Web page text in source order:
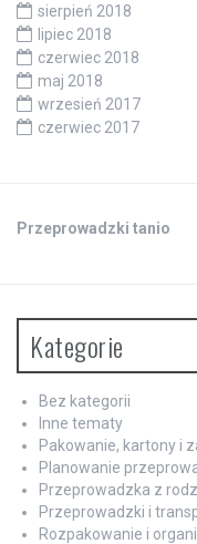
sierpień 2018
lipiec 2018
czerwiec 2018
maj 2018
wrzesień 2017
czerwiec 2017
Przeprowadzki tanio
Kategorie
Bez kategorii
Inne tematy
Pakowanie, kartony i
Planowanie
Przeprowadzka z
Przeprowadzki i
Rozpakowanie i